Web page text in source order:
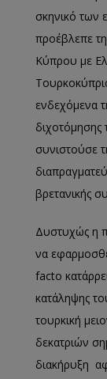
σκηνικό των
προέβλεπε
Κύπρου με
ενδεχόμενα
συνιστούσε
βρετανικής
Δυστυχώς η
να
facto
κατάληψης
τουρκική
δεκατριών
διακήρυξη